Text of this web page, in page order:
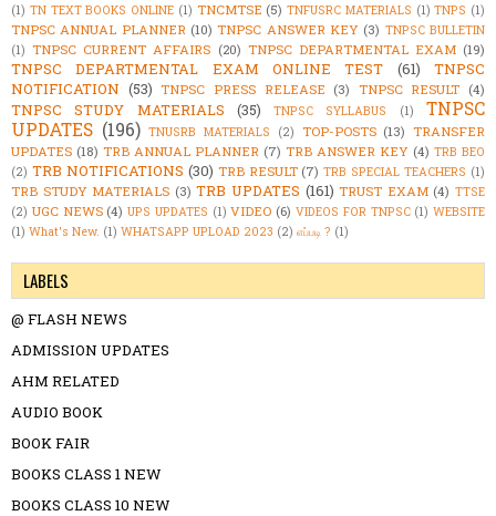
(1) TN TEXT BOOKS ONLINE (1) TNCMTSE (5) TNFUSRC MATERIALS (1) TNPS (1)
TNPSC ANNUAL PLANNER (10) TNPSC ANSWER KEY (3) TNPSC BULLETIN
(1) TNPSC CURRENT AFFAIRS (20) TNPSC DEPARTMENTAL EXAM (19)
TNPSC DEPARTMENTAL EXAM ONLINE TEST (61)
TNPSC
NOTIFICATION (53) TNPSC PRESS RELEASE (3) TNPSC RESULT (4)
TNPSC STUDY MATERIALS (35) TNPSC SYLLABUS (1)
TNPSC
UPDATES (196) TNUSRB MATERIALS (2) TOP-POSTS (13) TRANSFER
UPDATES (18) TRB ANNUAL PLANNER (7) TRB ANSWER KEY (4) TRB BEO
(2) TRB NOTIFICATIONS (30) TRB RESULT (7) TRB SPECIAL TEACHERS (1)
TRB STUDY MATERIALS (3) TRB UPDATES (161) TRUST EXAM (4) TTSE
(2) UGC NEWS (4) UPS UPDATES (1) VIDEO (6) VIDEOS FOR TNPSC (1) WEBSITE
(1) What's New. (1) WHATSAPP UPLOAD 2023 (2) எப்படி ? (1)
LABELS
@ FLASH NEWS
ADMISSION UPDATES
AHM RELATED
AUDIO BOOK
BOOK FAIR
BOOKS CLASS 1 NEW
BOOKS CLASS 10 NEW